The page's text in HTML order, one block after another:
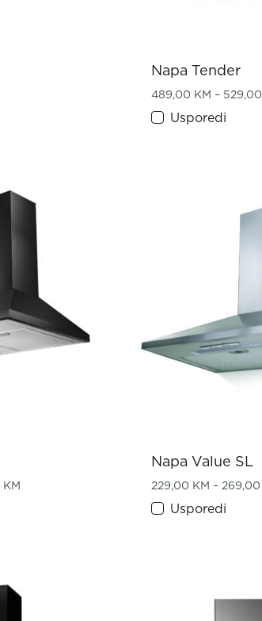
Napa Tender
489,00 KM – 529,00
Usporedi
KM Price range: 249,00 KM through 289,00 KM
Napa Value SL
229,00 KM – 269,00
Usporedi